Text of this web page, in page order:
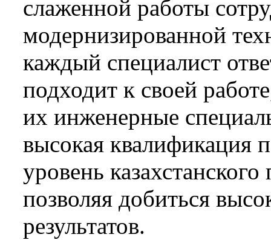
слаженной работы
модернизированной
каждый специалист
подходит к своей
их инженерные
высокая квалификация
уровень казахстанского
позволяя добиться
результатов.